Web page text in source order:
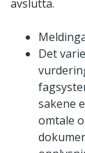
avslutta.
Det
sakene
omtale